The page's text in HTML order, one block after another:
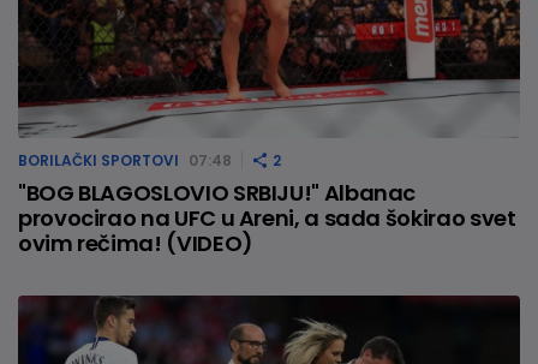
BORILAČKI SPORTOVI 07:48 2
"BOG BLAGOSLOVIO SRBIJU!" Albanac
provocirao na UFC u Areni, a sada šokirao svet
ovim rečima! (VIDEO)